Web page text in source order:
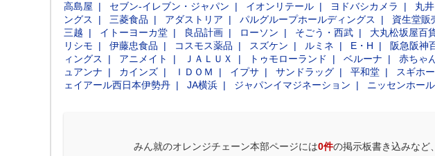
高島屋 セブン‐イレブン・ジャパン イオンリテール ヨドバシカメラ 丸
ングス
三菱食品 アダストリア パルグループホールディングス 資生堂販
三越
イトーヨーカ堂 良品計画 ローソン そごう・西武 大丸松坂屋百
リシモ
伊藤忠食品 コスモス薬品 スズケン ルミネ E・H 阪急阪神
ィングス
アニメイト ＪＡＬＵＸ トゥモローランド ベルーナ 赤ちゃ
ュアンナ
カインズ ＩＤＯＭ イプサ サンドラッグ 平和堂 スギホ
ェイアール西日本伊勢丹
JA横浜 ジャパンイマジネーション ニッセンホー
みん就のオレンジチェーン本部ページには0件の掲示板書き込みなど